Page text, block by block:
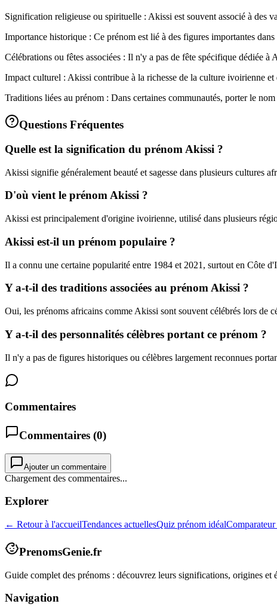
Signification religieuse ou spirituelle : Akissi est souvent associé à des
Importance historique : Ce prénom est lié à des figures importantes
Célébrations ou fêtes associées : Il n'y a pas de fête spécifique dédiée
Impact culturel : Akissi contribue à la richesse de la culture ivoirienne
Traditions liées au prénom : Dans certaines communautés, porter le
Questions Fréquentes
Quelle est la signification du prénom Akissi ?
Akissi signifie généralement beauté et sagesse dans plusieurs cultures
D'où vient le prénom Akissi ?
Akissi est principalement d'origine ivoirienne, utilisé dans plusieurs
Akissi est-il un prénom populaire ?
Il a connu une certaine popularité entre 1984 et 2021, surtout en Côte
Y a-t-il des traditions associées au prénom Akissi ?
Oui, les prénoms africains comme Akissi sont souvent célébrés lors de
Y a-t-il des personnalités célèbres portant ce prénom ?
Il n'y a pas de figures historiques ou célèbres largement reconnues
Commentaires
Commentaires (0)
Ajouter un commentaire
Chargement des commentaires...
Explorer
← Retour à l'accueilTendances actuellesQuiz prénom idéal
PrenomsGenie.fr
Guide complet des prénoms : découvrez leurs significations, origines et
Navigation